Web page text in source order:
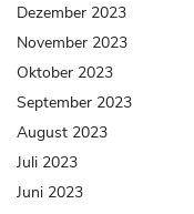
Dezember 2023
November 2023
Oktober 2023
September 2023
August 2023
Juli 2023
Juni 2023